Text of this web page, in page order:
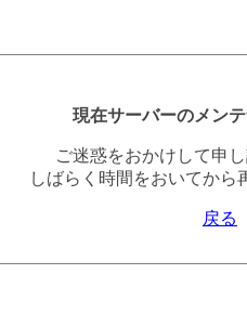
現在サーバーのメンテ
ご迷惑をおかけして申
しばらく時間をおいてから
戻る